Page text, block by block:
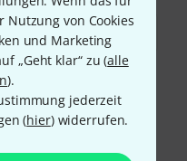
Nutzung von Cookies
und Marketing
„Geht klar“ zu (alle
).
jederzeit
(hier) widerrufen.
per Vorkasse, PayPal,
oder